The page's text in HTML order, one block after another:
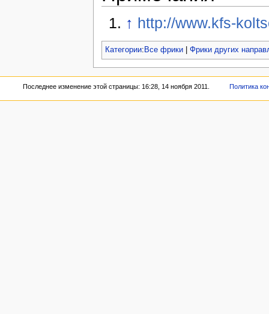
↑ http://www.kfs-
Категории: Все фрики| Фрики других
Последнее изменение этой страницы: 16:28, 14 ноября 2011. Политика